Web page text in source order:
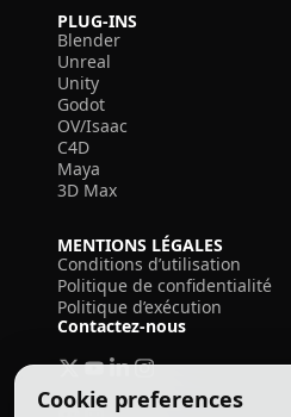
Cookie preferences
PLUG-INS
Blender
Unreal
Unity
Godot
OV/Isaac
C4D
Maya
3D Max
MENTIONS LÉGALES
Conditions d’utilisation
Politique de confidentialité
Politique d’exécution
Contactez-nous